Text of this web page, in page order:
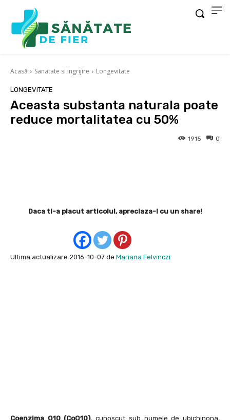
Acasă Sanatate si ingrijire Longevitate
LONGEVITATE
Aceasta substanta naturala poate
reduce mortalitatea cu 50%
0
1915
Daca ti-a placut articolul, apreciaza-l cu un share!
Ultima actualizare 2016-10-07 de Mariana Felvinczi
Coenzima Q10 (CoQ10), cunoscut sub numele de ubichinona,